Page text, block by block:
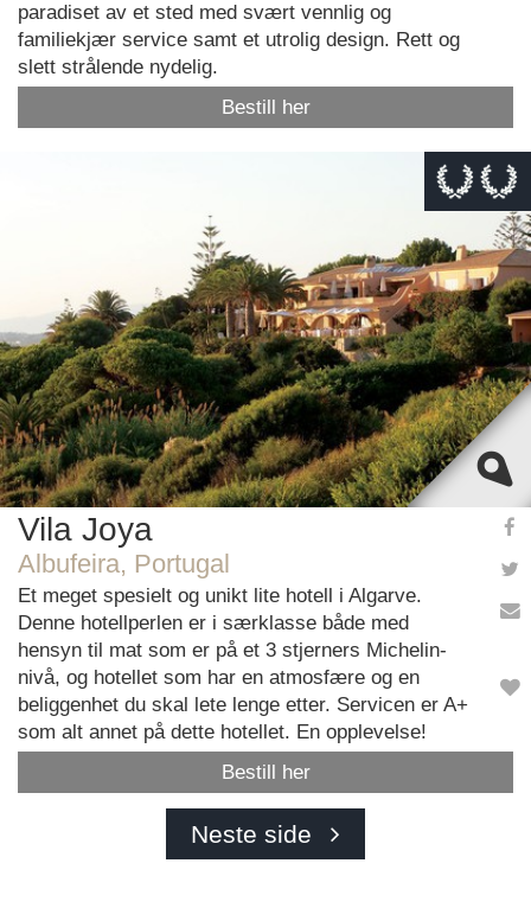
paradiset av et sted med svært vennlig og
familiekjær service samt et utrolig design. Rett og
slett strålende nydelig.
Bestill her
This page can't load Google Maps correctly.
Do you own this website?
Vila Joya
Albufeira, Portugal
Et meget spesielt og unikt lite hotell i Algarve.
Denne hotellperlen er i særklasse både med
hensyn til mat som er på et 3 stjerners Michelin-
nivå, og hotellet som har en atmosfære og en
beliggenhet du skal lete lenge etter. Servicen er A+
som alt annet på dette hotellet. En opplevelse!
Bestill her
Neste side